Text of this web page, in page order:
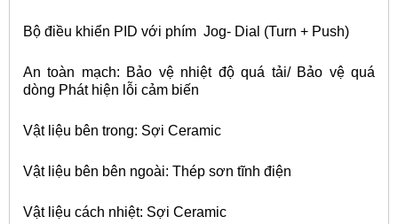
Bộ điều khiển PID với phím Jog- Dial (Turn + Push)
An toàn mạch: Bảo vệ nhiệt độ quá tải/ Bảo vệ quá
dòng Phát hiện lỗi cảm biến
Vật liệu bên trong: Sợi Ceramic
Vật liệu bên bên ngoài: Thép sơn tĩnh điện
Vật liệu cách nhiệt: Sợi Ceramic